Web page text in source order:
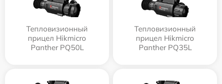
Тепловизионный
прицел Hikmicro
Panther PQ50L
Тепловизионный
прицел Hikmicro
Panther PQ35L